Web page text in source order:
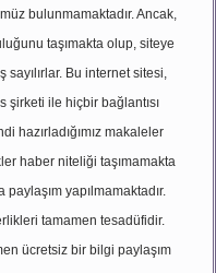
bulunmamaktadır. Ancak,
taşımakta olup, siteye
Bu internet sitesi,
şirketi ile hiçbir bağlantısı
hazırladığımız makaleler
haber niteliği taşımamakta
yapılmamaktadır.
tamamen tesadüfidir.
ücretsiz bir bilgi paylaşım